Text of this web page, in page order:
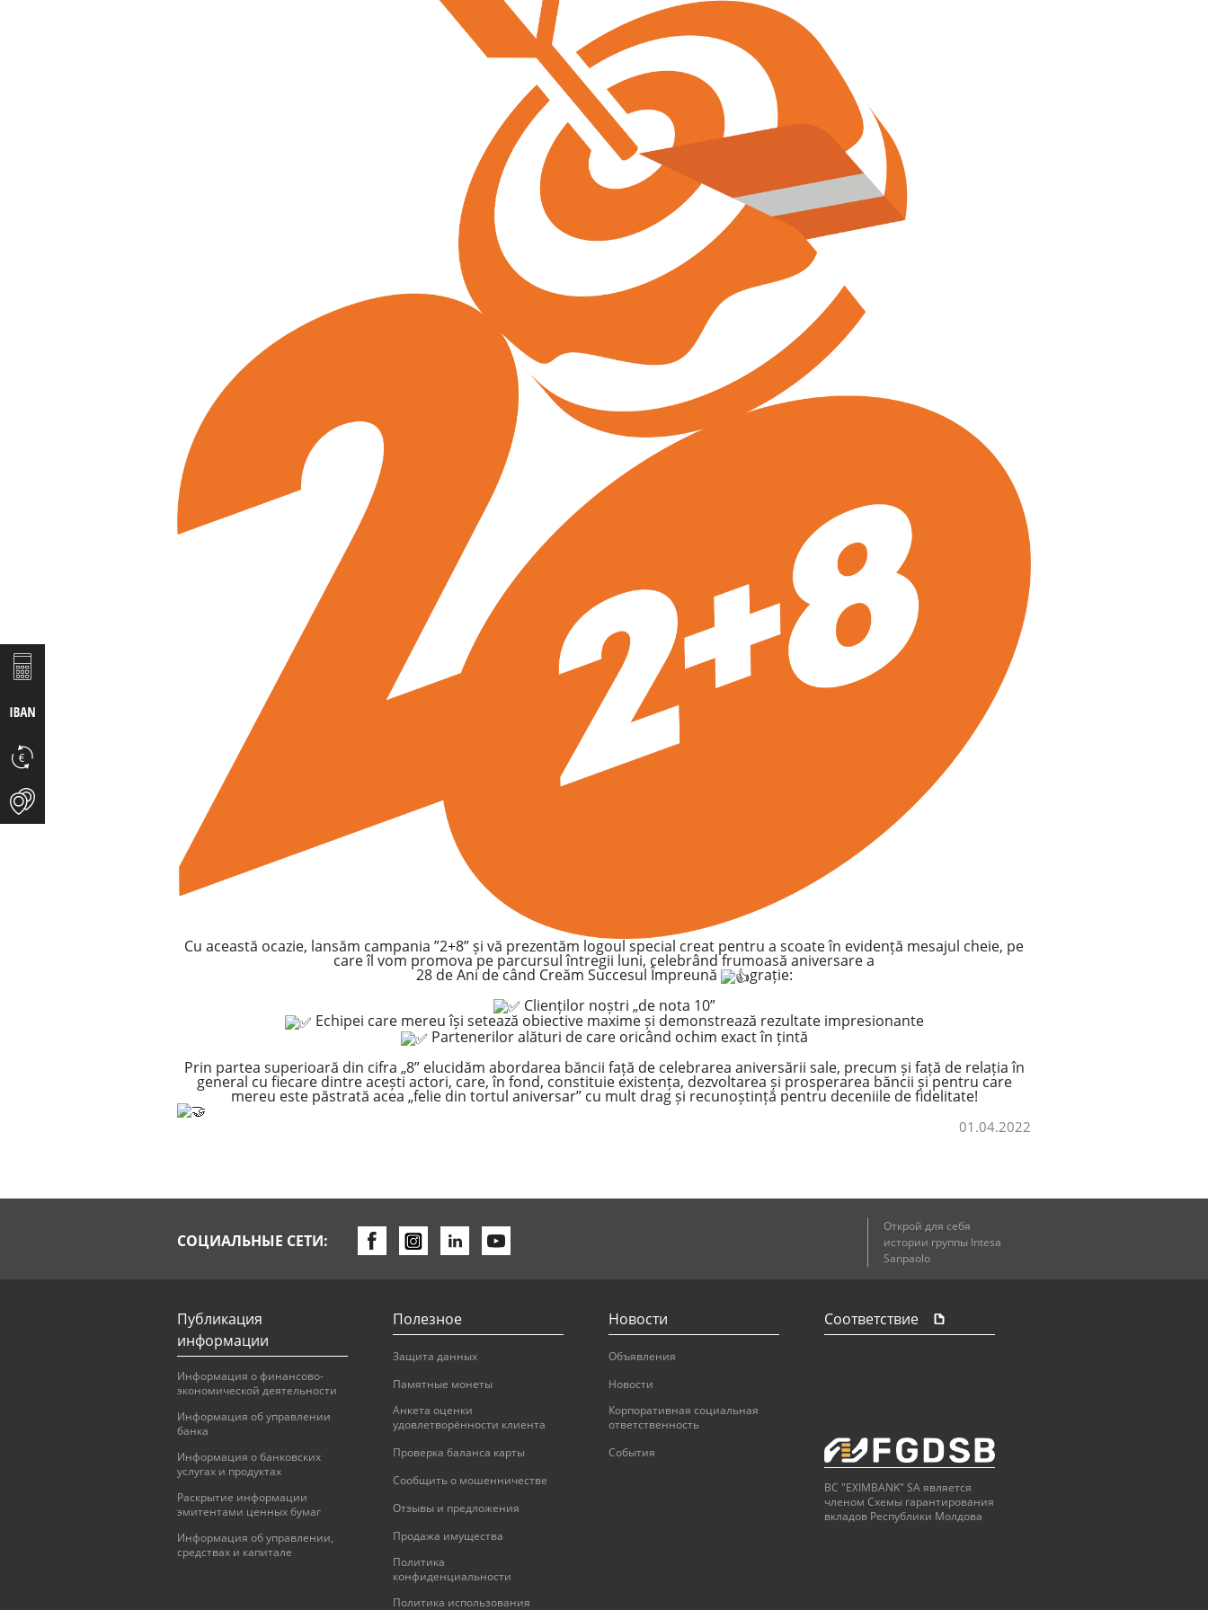
Cu această ocazie, lansăm campania ”2+8” și vă prezentăm logoul special creat pentru a scoate în evidență mesajul cheie, pe
care îl vom promova pe parcursul întregii luni, celebrând frumoasă aniversare a
28 de Ani de când Creăm Succesul Împreună
grație:
Clienților noștri „de nota 10”
Echipei care mereu își setează obiective maxime și demonstrează rezultate impresionante
Partenerilor alături de care oricând ochim exact în țintă
Prin partea superioară din cifra „8” elucidăm abordarea băncii față de celebrarea aniversării sale, precum și față de relația în
general cu fiecare dintre acești actori, care, în fond, constituie existența, dezvoltarea și prosperarea băncii și pentru care
mereu este păstrată acea „felie din tortul aniversar” cu mult drag și recunoștință pentru deceniile de fidelitate!
01.04.2022
СОЦИАЛЬНЫЕ СЕТИ:
Открой для себя
истории группы Intesa
Sanpaolo
Публикация
информации
Информация о финансово-
экономической деятельности
Информация об управлении
банка
Информация о банковских
услугах и продуктах
Раскрытие информации
эмитентами ценных бумаг
Информация об управлении,
средствах и капитале
Полезное
Защита данных
Памятные монеты
Анкета оценки
удовлетворённости клиента
Проверка баланса карты
Сообщить о мошенничестве
Отзывы и предложения
Продажа имущества
Политика
конфиденциальности
Политика использования
Новости
Объявления
Новости
Корпоративная социальная
ответственность
События
Соответствие
BC "EXIMBANK" SA является
членом Схемы гарантирования
вкладов Республики Молдова